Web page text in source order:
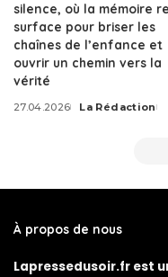
silence, où la mémoire
surface pour briser les
chaînes de l’enfance et
ouvrir un chemin vers la
vérité
27.04.2026
Posted
La Rédaction
À propos de nous
Lapressedusoir.fr est